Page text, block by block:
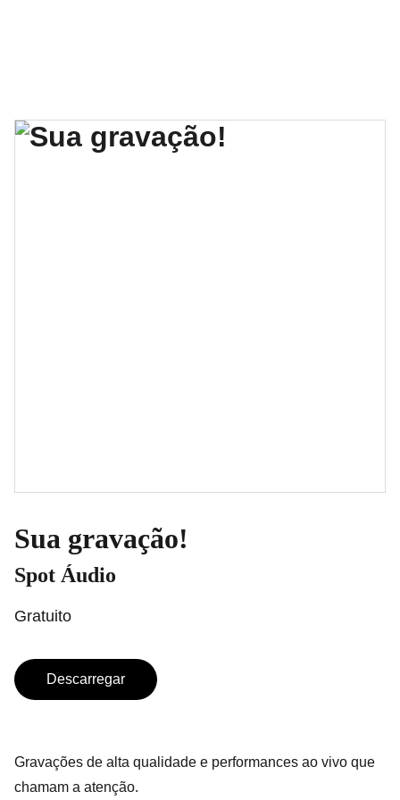
Sua gravação!
Spot Áudio
Gratuito
Descarregar
Gravações de alta qualidade e performances ao vivo que
chamam a atenção.